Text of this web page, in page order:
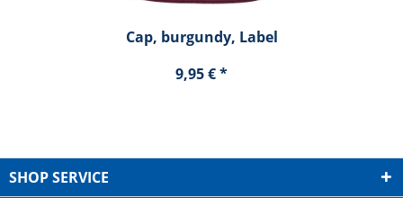
Cap, burgundy, Label
9,95 € *
SHOP SERVICE